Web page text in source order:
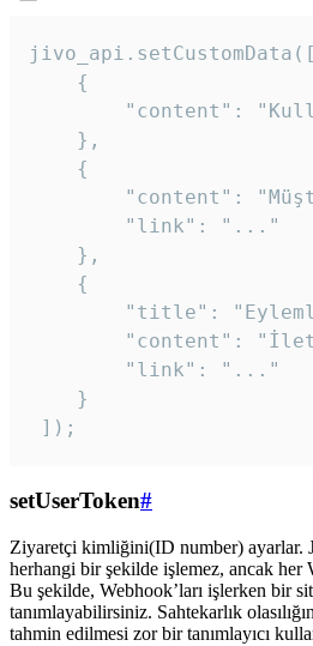
jivo_api.setCustomData([
    {
"content":
    },
    {
"content":
        "link": "..."
    },
    {
"title":
"content":
        "link": "..."
    }
]);
setUserToken#
Ziyaretçi kimliğini(ID number) ayarlar.
herhangi bir şekilde işlemez, ancak
Bu şekilde, Webhook’ları işlerken bir
tanımlayabilirsiniz. Sahtekarlık
tahmin edilmesi zor bir tanımlayıcı